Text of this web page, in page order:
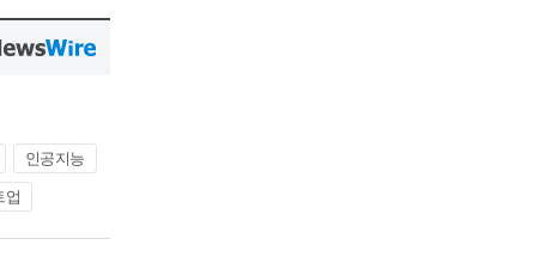
인공지능
업